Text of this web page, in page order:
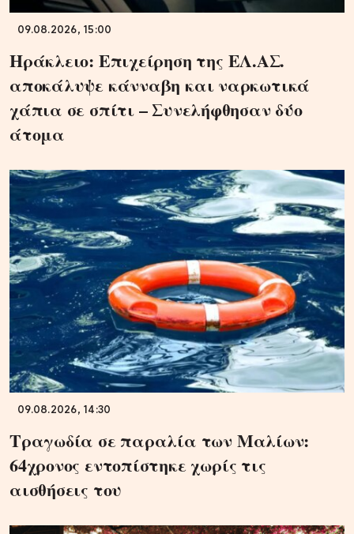
09.08.2026, 15:00
Ηράκλειο: Επιχείρηση της ΕΛ.ΑΣ.
αποκάλυψε κάνναβη και ναρκωτικά
χάπια σε σπίτι – Συνελήφθησαν δύο
άτομα
09.08.2026, 14:30
Τραγωδία σε παραλία των Μαλίων:
64χρονος εντοπίστηκε χωρίς τις
αισθήσεις του